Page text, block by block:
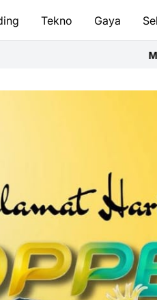
Tekno Gaya
Menuju HUT ke-8 Daerah,PD